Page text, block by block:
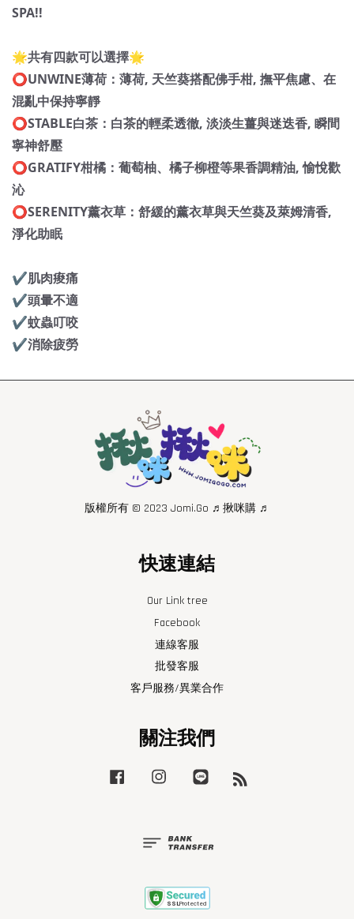
SPA!!
🌟共有四款可以選擇🌟
⭕️UNWINE薄荷：薄荷, 天竺葵搭配佛手柑, 撫平焦慮、在
混亂中保持寧靜
⭕️STABLE白茶：白茶的輕柔透徹, 淡淡生薑與迷迭香, 瞬間
寧神舒壓
⭕️GRATIFY柑橘：葡萄柚、橘子柳橙等果香調精油, 愉悅歡
沁
⭕️SERENITY薰衣草：舒緩的薰衣草與天竺葵及萊姆清香,
淨化助眠
✔️肌肉痠痛
✔️頭暈不適
✔️蚊蟲叮咬
✔️消除疲勞
版權所有 © 2023 Jomi.Go ♬揪咪購 ♬
快速連結
Our Link tree
Facebook
連線客服
批發客服
客戶服務/異業合作
關注我們
Facebook Instagram